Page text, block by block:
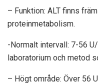
– Funktion: ALT finns
proteinmetabolism.
-Normalt intervall: 7-56
laboratorium och metod
– Högt område: Över 56